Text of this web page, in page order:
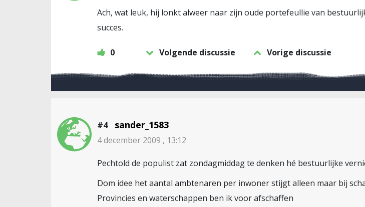
Ach, wat leuk, hij lonkt alweer naar zijn oude portefeullie van
succes.
0 Volgende discussie Vorige discussie
#4 sander_1583
4 december 2009 , 13:12
Pechtold de populist zat zondagmiddag te denken hé bestuurlijke
Dom idee het aantal ambtenaren per inwoner stijgt alleen maar bij
Provincies en waterschappen ben ik voor afschaffen